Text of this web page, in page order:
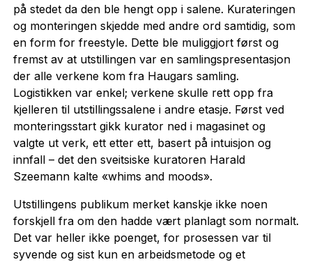
på stedet da den ble hengt opp i salene. Kurateringen
og monteringen skjedde med andre ord samtidig, som
en form for freestyle. Dette ble muliggjort først og
fremst av at utstillingen var en samlingspresentasjon
der alle verkene kom fra Haugars samling.
Logistikken var enkel; verkene skulle rett opp fra
kjelleren til utstillingssalene i andre etasje. Først ved
monteringsstart gikk kurator ned i magasinet og
valgte ut verk, ett etter ett, basert på intuisjon og
innfall – det den sveitsiske kuratoren Harald
Szeemann kalte «whims and moods».
Utstillingens publikum merket kanskje ikke noen
forskjell fra om den hadde vært planlagt som normalt.
Det var heller ikke poenget, for prosessen var til
syvende og sist kun en arbeidsmetode og et